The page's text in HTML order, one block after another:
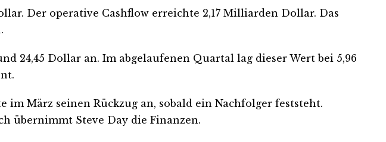
Der operative Cashflow erreichte 2,17 Milliarden Dollar. Das
24,45 Dollar an. Im abgelaufenen Quartal lag dieser Wert bei 5,96
März seinen Rückzug an, sobald ein Nachfolger feststeht.
übernimmt Steve Day die Finanzen.